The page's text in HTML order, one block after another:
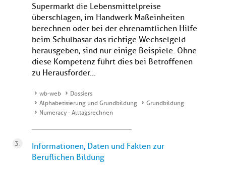
Supermarkt die Lebensmittelpreise
überschlagen, im Handwerk Maßeinheiten
berechnen oder bei der ehrenamtlichen Hilfe
beim Schulbasar das richtige Wechselgeld
herausgeben, sind nur einige Beispiele. Ohne
diese Kompetenz führt dies bei Betroffenen
zu Herausforder...
wb-web
Dossiers
Alphabetisierung und Grundbildung
Grundbildung
Numeracy - Alltagsrechnen
Informationen, Daten und Fakten zur
Beruflichen Bildung